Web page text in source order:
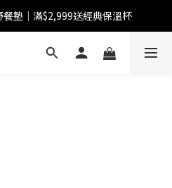
指定商品低至38折
餐墊｜滿$2,999送經典保溫杯
】全單免運費